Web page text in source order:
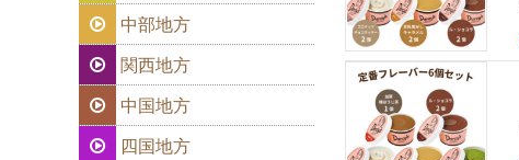
中部地方
関西地方
中国地方
四国地方